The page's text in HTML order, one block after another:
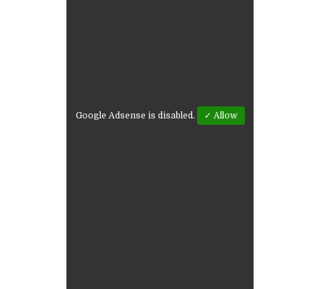
Google Adsense is disabled. ✓ Allow